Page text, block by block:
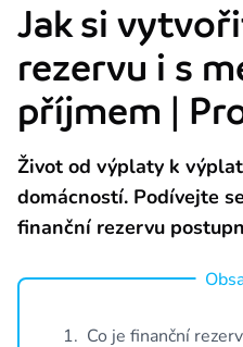
Provident je licencovaná
Naše závazky vůči
Seznamte se s našimi
O společnosti
Provident Financial s.r.o.
Napsali o Neviditelných
Jak si
rezervu i s
příjmem |
Život od výplaty k
domácností. Podívejte
finanční rezervu
1. Co je finanční